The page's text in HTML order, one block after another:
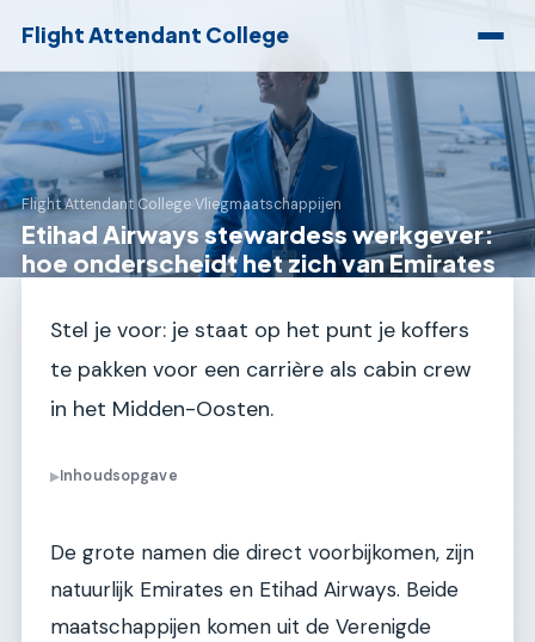
Flight Attendant College
Flight Attendant College›Vliegmaatschappijen
Etihad Airways stewardess werkgever:
hoe onderscheidt het zich van Emirates
Stel je voor: je staat op het punt je koffers
te pakken voor een carrière als cabin crew
in het Midden-Oosten.
▶Inhoudsopgave
De grote namen die direct voorbijkomen, zijn
natuurlijk Emirates en Etihad Airways. Beide
maatschappijen komen uit de Verenigde